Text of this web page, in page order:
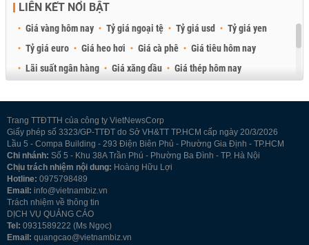
LIÊN KẾT NỔI BẬT
Giá vàng hôm nay Tỷ giá ngoại tệ Tỷ giá usd
Tỷ giá yen
Tỷ giá euro
Giá heo hơi Giá cà phê
Giá tiêu hôm nay
Lãi suất ngân hàng
Giá xăng dầu
Giá thép hôm nay
Trang TTĐTTH của công ty VietNewsCorp
Giấy phép số 3323/GP-TTĐT do Sở VH&TT TP.HCM cấp ngày 20/3/2026
Lầu 5 - Compa Building - 293 Điện Biên Phủ - Phường Gia Định - TP.HCM
Chi nhánh: Số 5 - Khu 38A Trần Phú - Phường Ba Đình - TP. Hà Nội
Chịu trách nhiệm nội dung: Hoàng Hữu Lợi
Hotline: 0975798489
Email: info@vietnambiz.vn
Trách nhiệm về thông tin
DỊCH VỤ QUẢNG CÁO
Tel: 0931589222 (Ms Ngọc)
Email: quangcao@vietnambiz.vn